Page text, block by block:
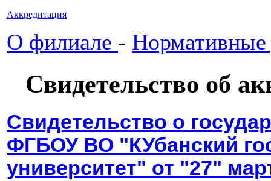
Аккредитация
О филиале -
Свидетельство об
Свидетельство о
ФГБОУ ВО "КУбанский
университет" от "27"